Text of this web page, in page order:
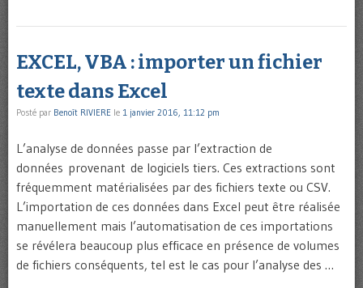
EXCEL, VBA : importer un fichier
texte dans Excel
Posté par Benoît RIVIERE le 1 janvier 2016, 11:12 pm
L’analyse de données passe par l’extraction de
données provenant de logiciels tiers. Ces extractions sont
fréquemment matérialisées par des fichiers texte ou CSV.
L’importation de ces données dans Excel peut être réalisée
manuellement mais l’automatisation de ces importations
se révélera beaucoup plus efficace en présence de volumes
de fichiers conséquents, tel est le cas pour l’analyse des …